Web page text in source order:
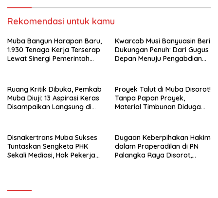
Rekomendasi untuk kamu
Muba Bangun Harapan Baru,
1.930 Tenaga Kerja Terserap
Lewat Sinergi Pemerintah
Kwarcab Musi Banyuasin Beri
Dukungan Penuh: Dari Gugus
Depan Menuju Pengabdian
Emas Masuk TNI-Polri
Ruang Kritik Dibuka, Pemkab
Muba Diuji: 13 Aspirasi Keras
Disampaikan Langsung di
Proyek Talut di Muba Disorot!
Tanpa Papan Proyek,
Material Timbunan Diduga
Disnakertrans Muba Sukses
Tuntaskan Sengketa PHK
Sekali Mediasi, Hak Pekerja
Dugaan Keberpihakan Hakim
dalam Praperadilan di PN
Palangka Raya Disorot,